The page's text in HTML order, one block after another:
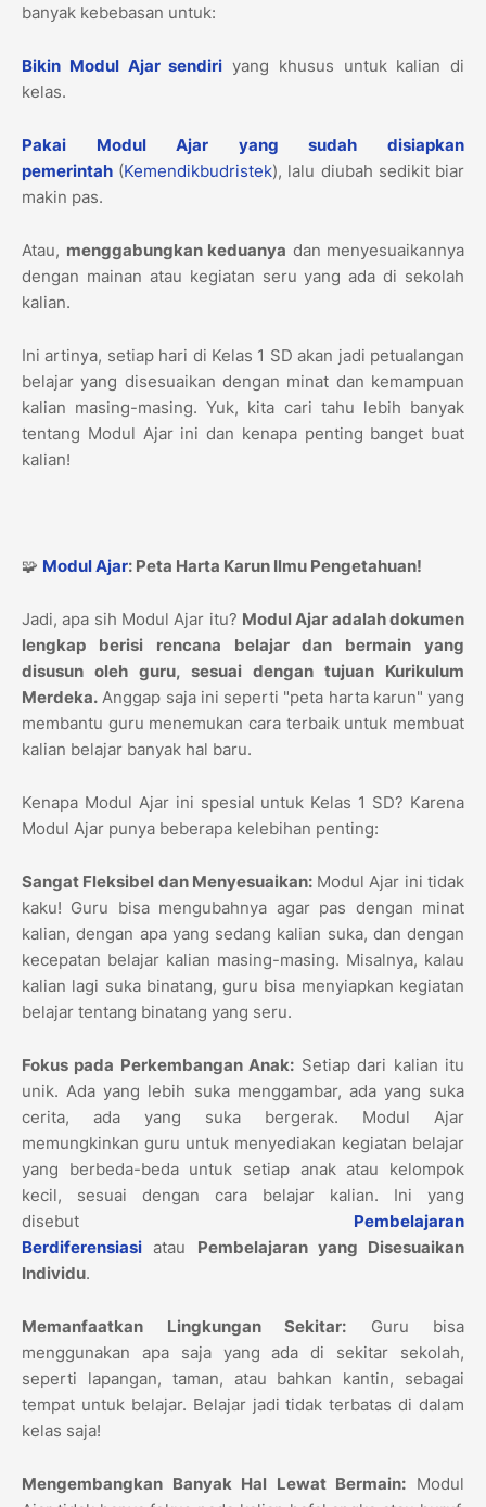
banyak kebebasan untuk:
Bikin Modul Ajar sendiri yang khusus untuk kalian di
kelas.
Pakai Modul Ajar yang sudah disiapkan
pemerintah (Kemendikbudristek), lalu diubah sedikit biar
makin pas.
Atau, menggabungkan keduanya dan menyesuaikannya
dengan mainan atau kegiatan seru yang ada di sekolah
kalian.
Ini artinya, setiap hari di Kelas 1 SD akan jadi petualangan
belajar yang disesuaikan dengan minat dan kemampuan
kalian masing-masing. Yuk, kita cari tahu lebih banyak
tentang Modul Ajar ini dan kenapa penting banget buat
kalian!
🧩 Modul Ajar: Peta Harta Karun Ilmu Pengetahuan!
Jadi, apa sih Modul Ajar itu? Modul Ajar adalah dokumen
lengkap berisi rencana belajar dan bermain yang
disusun oleh guru, sesuai dengan tujuan Kurikulum
Merdeka. Anggap saja ini seperti "peta harta karun" yang
membantu guru menemukan cara terbaik untuk membuat
kalian belajar banyak hal baru.
Kenapa Modul Ajar ini spesial untuk Kelas 1 SD? Karena
Modul Ajar punya beberapa kelebihan penting:
Sangat Fleksibel dan Menyesuaikan:Modul Ajar ini tidak
kaku! Guru bisa mengubahnya agar pas dengan minat
kalian, dengan apa yang sedang kalian suka, dan dengan
kecepatan belajar kalian masing-masing. Misalnya, kalau
kalian lagi suka binatang, guru bisa menyiapkan kegiatan
belajar tentang binatang yang seru.
Fokus pada Perkembangan Anak: Setiap dari kalian itu
unik. Ada yang lebih suka menggambar, ada yang suka
cerita, ada yang suka bergerak. Modul Ajar
memungkinkan guru untuk menyediakan kegiatan belajar
yang berbeda-beda untuk setiap anak atau kelompok
kecil, sesuai dengan cara belajar kalian. Ini yang
disebut Pembelajaran
Berdiferensiasi atau Pembelajaran yang Disesuaikan
Individu.
Memanfaatkan Lingkungan Sekitar: Guru bisa
menggunakan apa saja yang ada di sekitar sekolah,
seperti lapangan, taman, atau bahkan kantin, sebagai
tempat untuk belajar. Belajar jadi tidak terbatas di dalam
kelas saja!
Mengembangkan Banyak Hal Lewat Bermain: Modul